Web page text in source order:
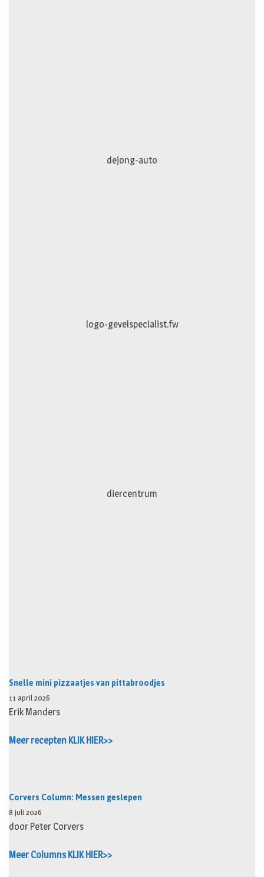
dejong-auto
logo-gevelspecialist.fw
diercentrum
Snelle mini pizzaatjes van pittabroodjes
11 april 2026
Erik Manders
Meer recepten KLIK HIER>>
Corvers Column: Messen geslepen
8 juli 2026
door Peter Corvers
Meer Columns KLIK HIER>>